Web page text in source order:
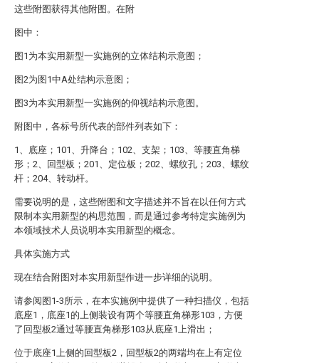
这些附图获得其他附图。在附
图中：
图1为本实用新型一实施例的立体结构示意图；
图2为图1中A处结构示意图；
图3为本实用新型一实施例的仰视结构示意图。
附图中，各标号所代表的部件列表如下：
1、底座；101、升降台；102、支架；103、等腰直角梯
形；2、回型板；201、定位板；202、螺纹孔；203、螺纹
杆；204、转动杆。
需要说明的是，这些附图和文字描述并不旨在以任何方式
限制本实用新型的构思范围，而是通过参考特定实施例为
本领域技术人员说明本实用新型的概念。
具体实施方式
现在结合附图对本实用新型作进一步详细的说明。
请参阅图1-3所示，在本实施例中提供了一种扫描仪，包括
底座1，底座1的上侧装设有两个等腰直角梯形103，方便
了回型板2通过等腰直角梯形103从底座1上滑出；
位于底座1上侧的回型板2，回型板2的两端均在上有定位